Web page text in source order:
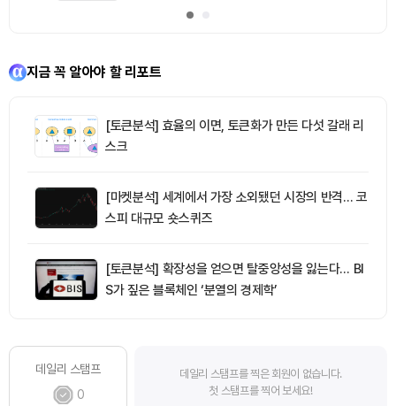
지금 꼭 알아야 할 리포트
[토큰분석] 효율의 이면, 토큰화가 만든 다섯 갈래 리
스크
[마켓분석] 세계에서 가장 소외됐던 시장의 반격… 코
스피 대규모 숏스퀴즈
[토큰분석] 확장성을 얻으면 탈중앙성을 잃는다… BI
S가 짚은 블록체인 ‘분열의 경제학’
데일리 스탬프
0
데일리 스탬프를 찍은 회원이 없습니다.
첫 스탬프를 찍어 보세요!